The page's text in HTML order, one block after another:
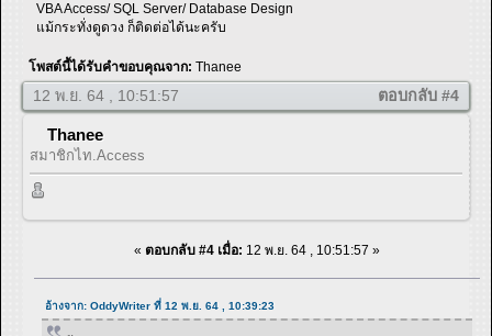
VBA Access/ SQL Server/ Database Design
แม้กระทั่งดูดวง ก็ติดต่อได้นะครับ
โพสต์นี้ได้รับคำขอบคุณจาก: Thanee
12 พ.ย. 64 , 10:51:57 ตอบกลับ #4
Thanee
สมาชิกไท.Access
« ตอบกลับ #4 เมื่อ: 12 พ.ย. 64 , 10:51:57 »
อ้างจาก: OddyWriter ที่ 12 พ.ย. 64 , 10:39:23